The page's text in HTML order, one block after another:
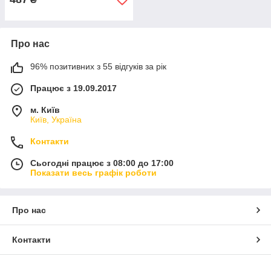
Про нас
96% позитивних з 55 відгуків за рік
Працює з 19.09.2017
м. Київ
Київ, Україна
Контакти
Сьогодні працює з 08:00 до 17:00
Показати весь графік роботи
Про нас
Контакти